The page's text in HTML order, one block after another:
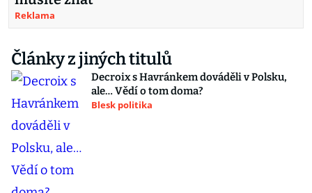
Reklama
Články z jiných titulů
Decroix s Havránkem dováděli v Polsku,
ale… Vědí o tom doma?
Blesk politika